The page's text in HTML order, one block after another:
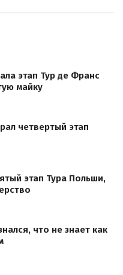
этап Тур де Франс
майку
четвертый этап
этап Тура Польши,
что не знает как